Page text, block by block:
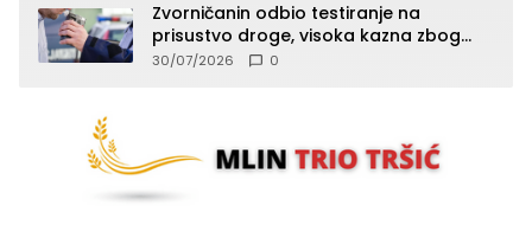
Zvorničanin odbio testiranje na
prisustvo droge, visoka kazna zbog
kršenja Zakona o osnovama
30/07/2026 0